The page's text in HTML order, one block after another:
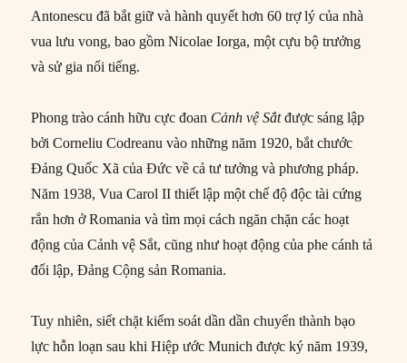
Antonescu đã bắt giữ và hành quyết hơn 60 trợ lý của nhà
vua lưu vong, bao gồm Nicolae Iorga, một cựu bộ trưởng
và sử gia nổi tiếng.
Phong trào cánh hữu cực đoan Cảnh vệ Sắtđược sáng lập
bởi Corneliu Codreanu vào những năm 1920, bắt chước
Đảng Quốc Xã của Đức về cả tư tưởng và phương pháp.
Năm 1938, Vua Carol II thiết lập một chế độ độc tài cứng
rắn hơn ở Romania và tìm mọi cách ngăn chặn các hoạt
động của Cảnh vệ Sắt, cũng như hoạt động của phe cánh tả
đối lập, Đảng Cộng sản Romania.
Tuy nhiên, siết chặt kiểm soát dần dần chuyển thành bạo
lực hỗn loạn sau khi Hiệp ước Munich được ký năm 1939,